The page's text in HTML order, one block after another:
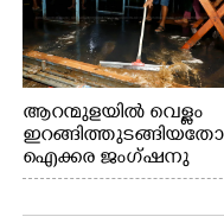
ആറന്മുളയിൽ വെള്ളം
ഐക്കര ജംഗ്ഷനു
സമീപം ആറന്മുള